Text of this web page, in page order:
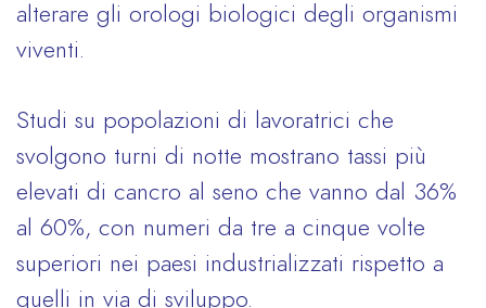
alterare gli orologi biologici degli organismi
viventi.
Studi su popolazioni di lavoratrici che
svolgono turni di notte mostrano tassi più
elevati di cancro al seno che vanno dal 36%
al 60%, con numeri da tre a cinque volte
superiori nei paesi industrializzati rispetto a
quelli in via di sviluppo.